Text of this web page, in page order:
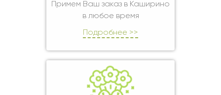
Примем Ваш заказ в Каширино
в любое время
Подробнее >>